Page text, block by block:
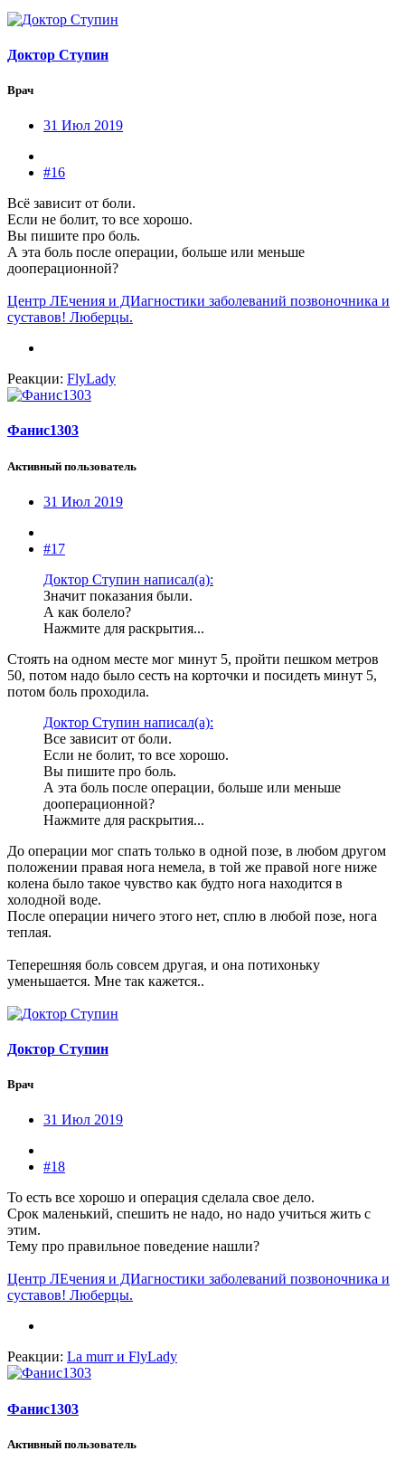
Доктор Ступин
Врач
31 Июл 2019
#16
Всё зависит от боли.
Если не болит, то все хорошо.
Вы пишите про боль.
А эта боль после операции, больше или меньше
дооперационной?
Центр ЛЕчения и ДИагностики заболеваний позвоночника и
суставов! Люберцы.
Реакции: FlyLady
Фанис1303
Активный пользователь
31 Июл 2019
#17
Доктор Ступин написал(а):
Значит показания были.
А как болело?
Нажмите для раскрытия...
Стоять на одном месте мог минут 5, пройти пешком метров
50, потом надо было сесть на корточки и посидеть минут 5,
потом боль проходила.
Доктор Ступин написал(а):
Все зависит от боли.
Если не болит, то все хорошо.
Вы пишите про боль.
А эта боль после операции, больше или меньше
дооперационной?
Нажмите для раскрытия...
До операции мог спать только в одной позе, в любом другом
положении правая нога немела, в той же правой ноге ниже
колена было такое чувство как будто нога находится в
холодной воде.
После операции ничего этого нет, сплю в любой позе, нога
теплая.
Теперешняя боль совсем другая, и она потихоньку
уменьшается. Мне так кажется..
Доктор Ступин
Врач
31 Июл 2019
#18
То есть все хорошо и операция сделала свое дело.
Срок маленький, спешить не надо, но надо учиться жить с
этим.
Тему про правильное поведение нашли?
Центр ЛЕчения и ДИагностики заболеваний позвоночника и
суставов! Люберцы.
Реакции: La murrи FlyLady
Фанис1303
Активный пользователь